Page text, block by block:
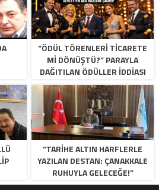
“ÖDÜL TÖRENLERİ TİCARETE
Mİ DÖNÜŞTÜ?” PARAYLA
DAĞITILAN ÖDÜLLER IDDIASI
GÜNDEMDE!
“TARIHE ALTIN HARFLERLE
YAZILAN DESTAN: ÇANAKKALE
RUHUYLA GELECEĞE!”